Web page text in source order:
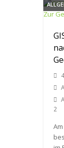
2